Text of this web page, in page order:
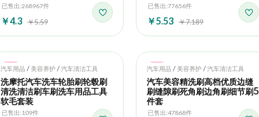
已售出:268967件
￥4.3 ￥5.59
已售出:77656件
￥5.53 ￥7.189
Hot
汽车用品 / 美容养护 / 汽车清洁工具
洗摩托汽车洗车轮胎刷轮毂刷
清洗清洁刷车刷洗车用品工具
软毛套装
已售出:109件
Hot
汽车用品 / 美容养护 / 汽车清洁工具
汽车美容精洗刷高档优质边缝
刷缝隙刷死角刷边角刷细节刷5
件套
已售出:47868件